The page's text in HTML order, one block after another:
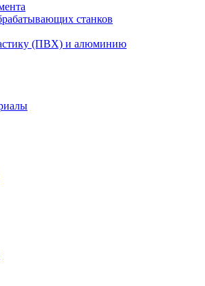
станков
(ПВХ) и алюминию